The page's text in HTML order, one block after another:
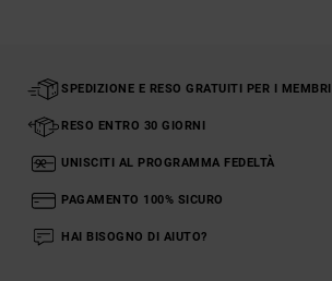
SPEDIZIONE E RESO GRATUITI PER I MEMBRI
RESO ENTRO 30 GIORNI
UNISCITI AL PROGRAMMA FEDELTÀ
PAGAMENTO 100% SICURO
HAI BISOGNO DI AIUTO?